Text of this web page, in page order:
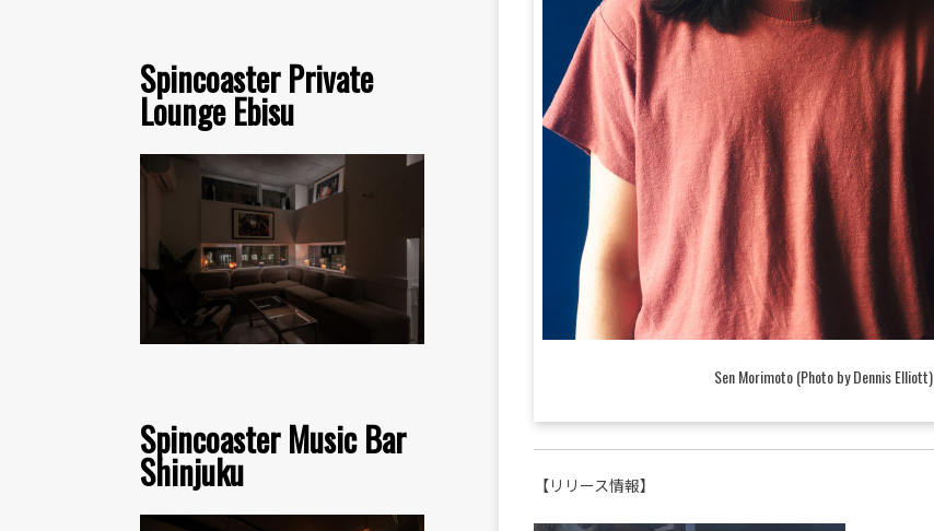
Spincoaster Private
Lounge Ebisu
Spincoaster Music Bar
Shinjuku
Sen Morimoto (Photo by Dennis Elliott)
【リリース情報】